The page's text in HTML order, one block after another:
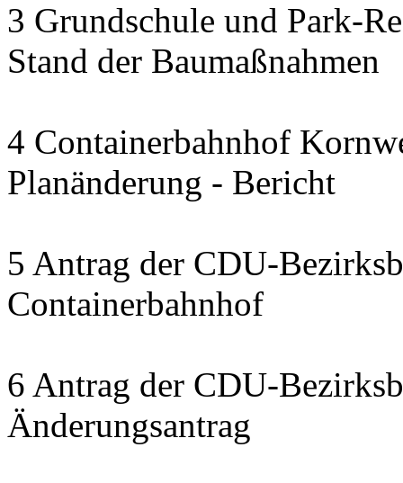
3 Grundschule und Park-
Stand der Baumaßnahmen
4 Containerbahnhof
Planänderung - Bericht
5 Antrag der CDU-
Containerbahnhof
6 Antrag der CDU-
Änderungsantrag